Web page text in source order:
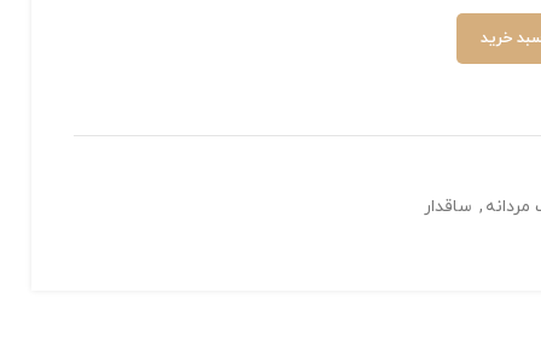
خرید
مردانه , ساقدار